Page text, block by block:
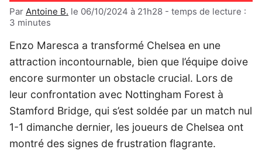
Par Antoine B. le 06/10/2024 à 21h28 - temps de lecture :
3 minutes
Enzo Maresca a transformé Chelsea en une
attraction incontournable, bien que l’équipe doive
encore surmonter un obstacle crucial. Lors de
leur confrontation avec Nottingham Forest à
Stamford Bridge, qui s’est soldée par un match nul
1-1 dimanche dernier, les joueurs de Chelsea ont
montré des signes de frustration flagrante.